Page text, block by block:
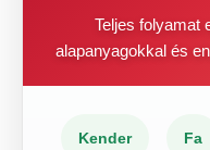
Teljes folyamat
alapanyagokkal és
Kender Fa